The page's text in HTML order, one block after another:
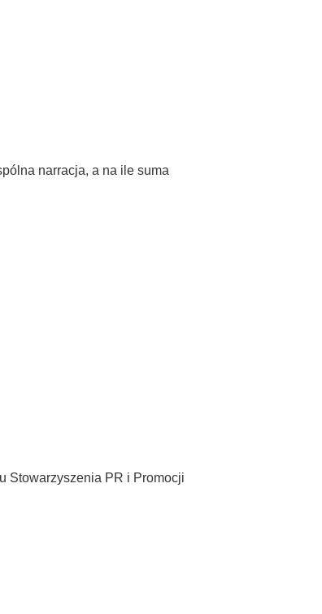
narracja, a na ile suma
Stowarzyszenia PR i Promocji